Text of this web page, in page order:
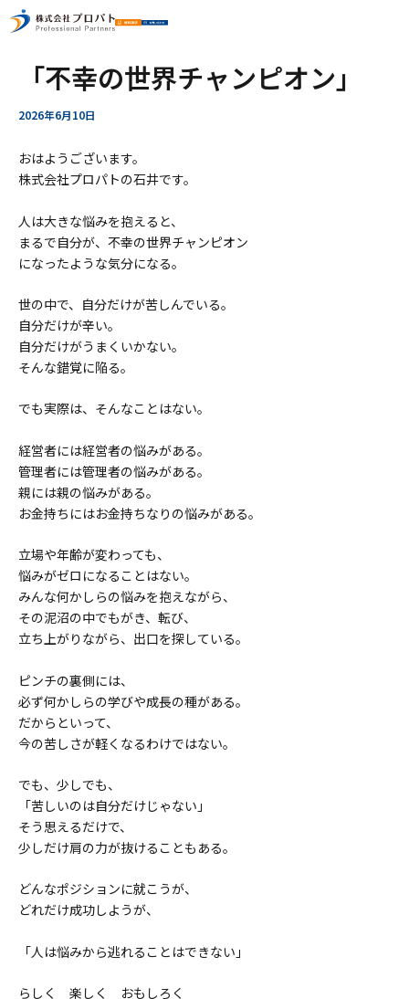
「不幸の世界チャンピオン」
2026年6月10日
おはようございます。
株式会社プロパトの石井です。
人は大きな悩みを抱えると、
まるで自分が、不幸の世界チャンピオン
になったような気分になる。
世の中で、自分だけが苦しんでいる。
自分だけが辛い。
自分だけがうまくいかない。
そんな錯覚に陥る。
でも実際は、そんなことはない。
経営者には経営者の悩みがある。
管理者には管理者の悩みがある。
親には親の悩みがある。
お金持ちにはお金持ちなりの悩みがある。
立場や年齢が変わっても、
悩みがゼロになることはない。
みんな何かしらの悩みを抱えながら、
その泥沼の中でもがき、転び、
立ち上がりながら、出口を探している。
ピンチの裏側には、
必ず何かしらの学びや成長の種がある。
だからといって、
今の苦しさが軽くなるわけではない。
でも、少しでも、
「苦しいのは自分だけじゃない」
そう思えるだけで、
少しだけ肩の力が抜けることもある。
どんなポジションに就こうが、
どれだけ成功しようが、
「人は悩みから逃れることはできない」
らしく 楽しく おもしろく
navigation
ブ